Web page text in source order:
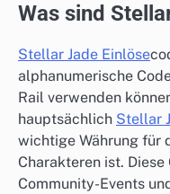
Was sind
Stellar Jade Einlöse
alphanumerische
Rail verwenden
hauptsächlich Stellar
wichtige Währung für
Charakteren ist.
Community-Events